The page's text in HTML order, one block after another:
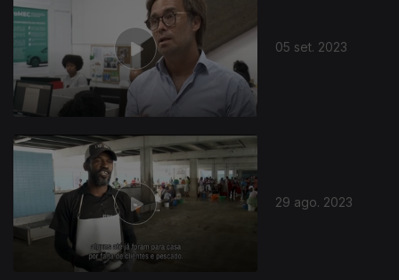
05 set. 2023
29 ago. 2023